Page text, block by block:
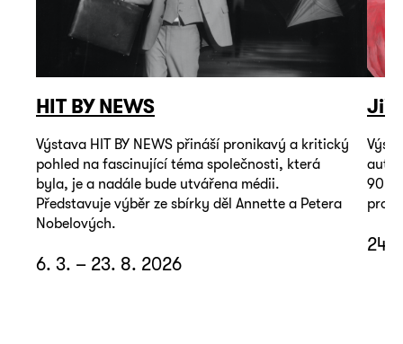
HIT BY NEWS
Výstava HIT BY NEWS přináší pronikavý a kritický
pohled na fascinující téma společnosti, která
byla, je a nadále bude utvářena médii.
Představuje výběr ze sbírky děl Annette a Petera
Nobelových.
6. 3. – 23. 8. 2026
Jiří
90.
24.